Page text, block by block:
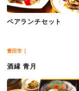
ペアランチセット
豊田市
酒縁 青月